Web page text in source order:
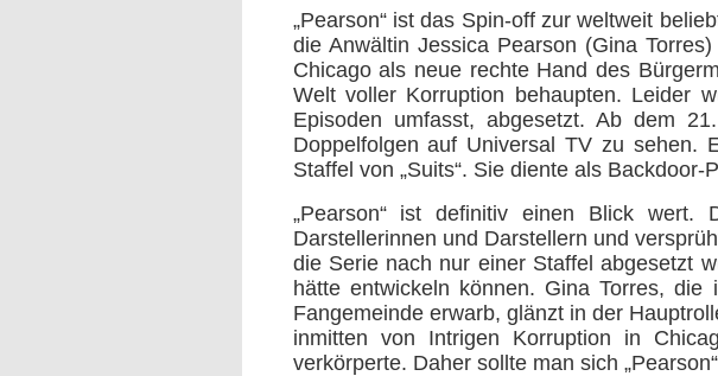
„Pearson“ ist das Spin-off zur weltweit
die Anwältin Jessica Pearson (Gina
Chicago als neue rechte Hand des
Welt voller Korruption behaupten. Leider
Episoden umfasst, abgesetzt. Ab dem
Doppelfolgen auf Universal TV zu sehen.
Staffel von „Suits“. Sie diente als Backdoor-
„Pearson“ ist definitiv einen Blick wert.
Darstellerinnen und Darstellern und
die Serie nach nur einer Staffel abgesetzt
hätte entwickeln können. Gina Torres,
Fangemeinde erwarb, glänzt in der
inmitten von Intrigen Korruption in
verkörperte. Daher sollte man sich